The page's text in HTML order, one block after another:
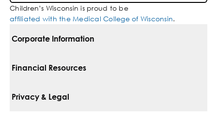
Children’s Wisconsin is proud to be
affiliated with the Medical College of Wisconsin.
Corporate Information
For Vendors
Financial Resources
Pay Your Bill
Privacy & Legal